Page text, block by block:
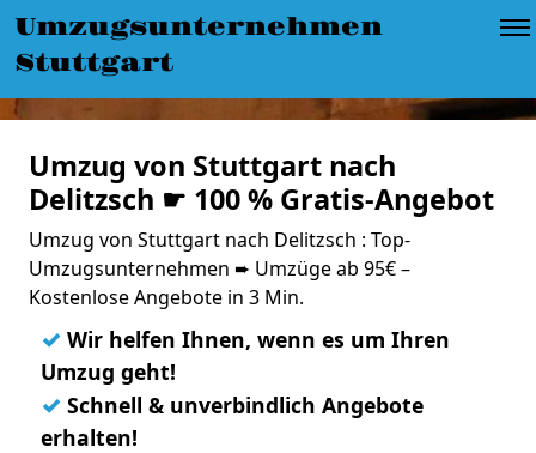
Umzugsunternehmen
Stuttgart
Umzug von Stuttgart nach
Delitzsch ☛ 100 % Gratis-Angebot
Umzug von Stuttgart nach Delitzsch : Top-
Umzugsunternehmen ➨ Umzüge ab 95€ –
Kostenlose Angebote in 3 Min.
✓ Wir helfen Ihnen, wenn es um Ihren
Umzug geht!
✓ Schnell & unverbindlich Angebote
erhalten!